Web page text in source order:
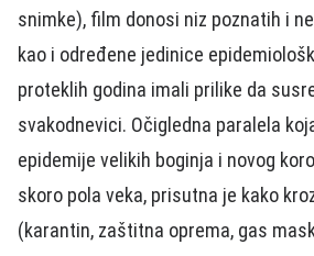
snimke), film donosi niz poznatih i
kao i određene jedinice
proteklih godina imali prilike da
svakodnevici. Očigledna paralela
epidemije velikih boginja i novog
skoro pola veka, prisutna je kako
(karantin, zaštitna oprema, gas